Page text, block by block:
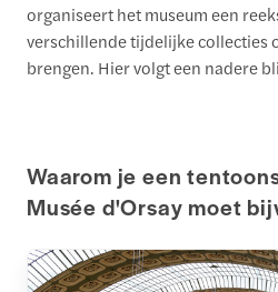
organiseert het museum een
verschillende tijdelijke collecties
brengen. Hier volgt een nadere
Waarom je een
Musée d'Orsay moet